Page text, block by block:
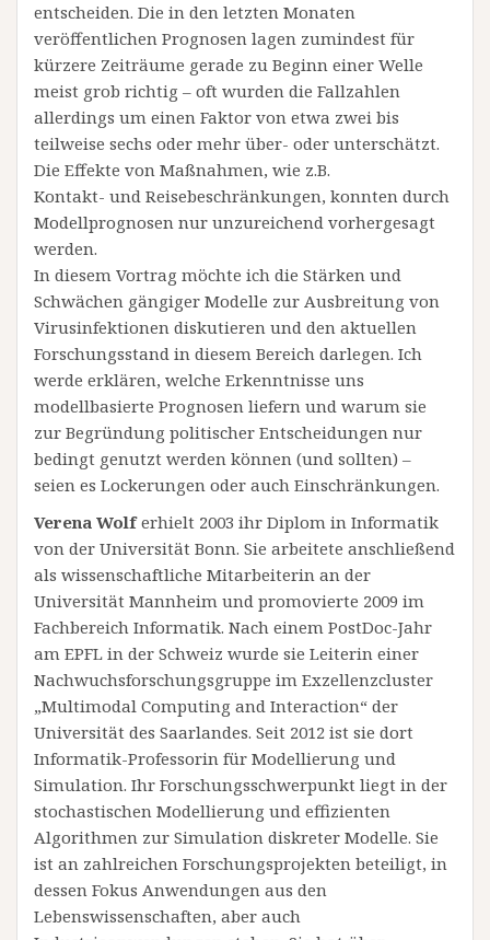
entscheiden. Die in den letzten Monaten
veröffentlichen Prognosen lagen zumindest für
kürzere Zeiträume gerade zu Beginn einer Welle
meist grob richtig – oft wurden die Fallzahlen
allerdings um einen Faktor von etwa zwei bis
teilweise sechs oder mehr über- oder unterschätzt.
Die Effekte von Maßnahmen, wie z.B.
Kontakt- und Reisebeschränkungen, konnten durch
Modellprognosen nur unzureichend vorhergesagt
werden.
In diesem Vortrag möchte ich die Stärken und
Schwächen gängiger Modelle zur Ausbreitung von
Virusinfektionen diskutieren und den aktuellen
Forschungsstand in diesem Bereich darlegen. Ich
werde erklären, welche Erkenntnisse uns
modellbasierte Prognosen liefern und warum sie
zur Begründung politischer Entscheidungen nur
bedingt genutzt werden können (und sollten) –
seien es Lockerungen oder auch Einschränkungen.
Verena Wolferhielt 2003 ihr Diplom in Informatik
von der Universität Bonn. Sie arbeitete anschließend
als wissenschaftliche Mitarbeiterin an der
Universität Mannheim und promovierte 2009 im
Fachbereich Informatik. Nach einem PostDoc-Jahr
am EPFL in der Schweiz wurde sie Leiterin einer
Nachwuchsforschungsgruppe im Exzellenzcluster
„Multimodal Computing and Interaction“ der
Universität des Saarlandes. Seit 2012 ist sie dort
Informatik-Professorin für Modellierung und
Simulation. Ihr Forschungsschwerpunkt liegt in der
stochastischen Modellierung und effizienten
Algorithmen zur Simulation diskreter Modelle. Sie
ist an zahlreichen Forschungsprojekten beteiligt, in
dessen Fokus Anwendungen aus den
Lebenswissenschaften, aber auch